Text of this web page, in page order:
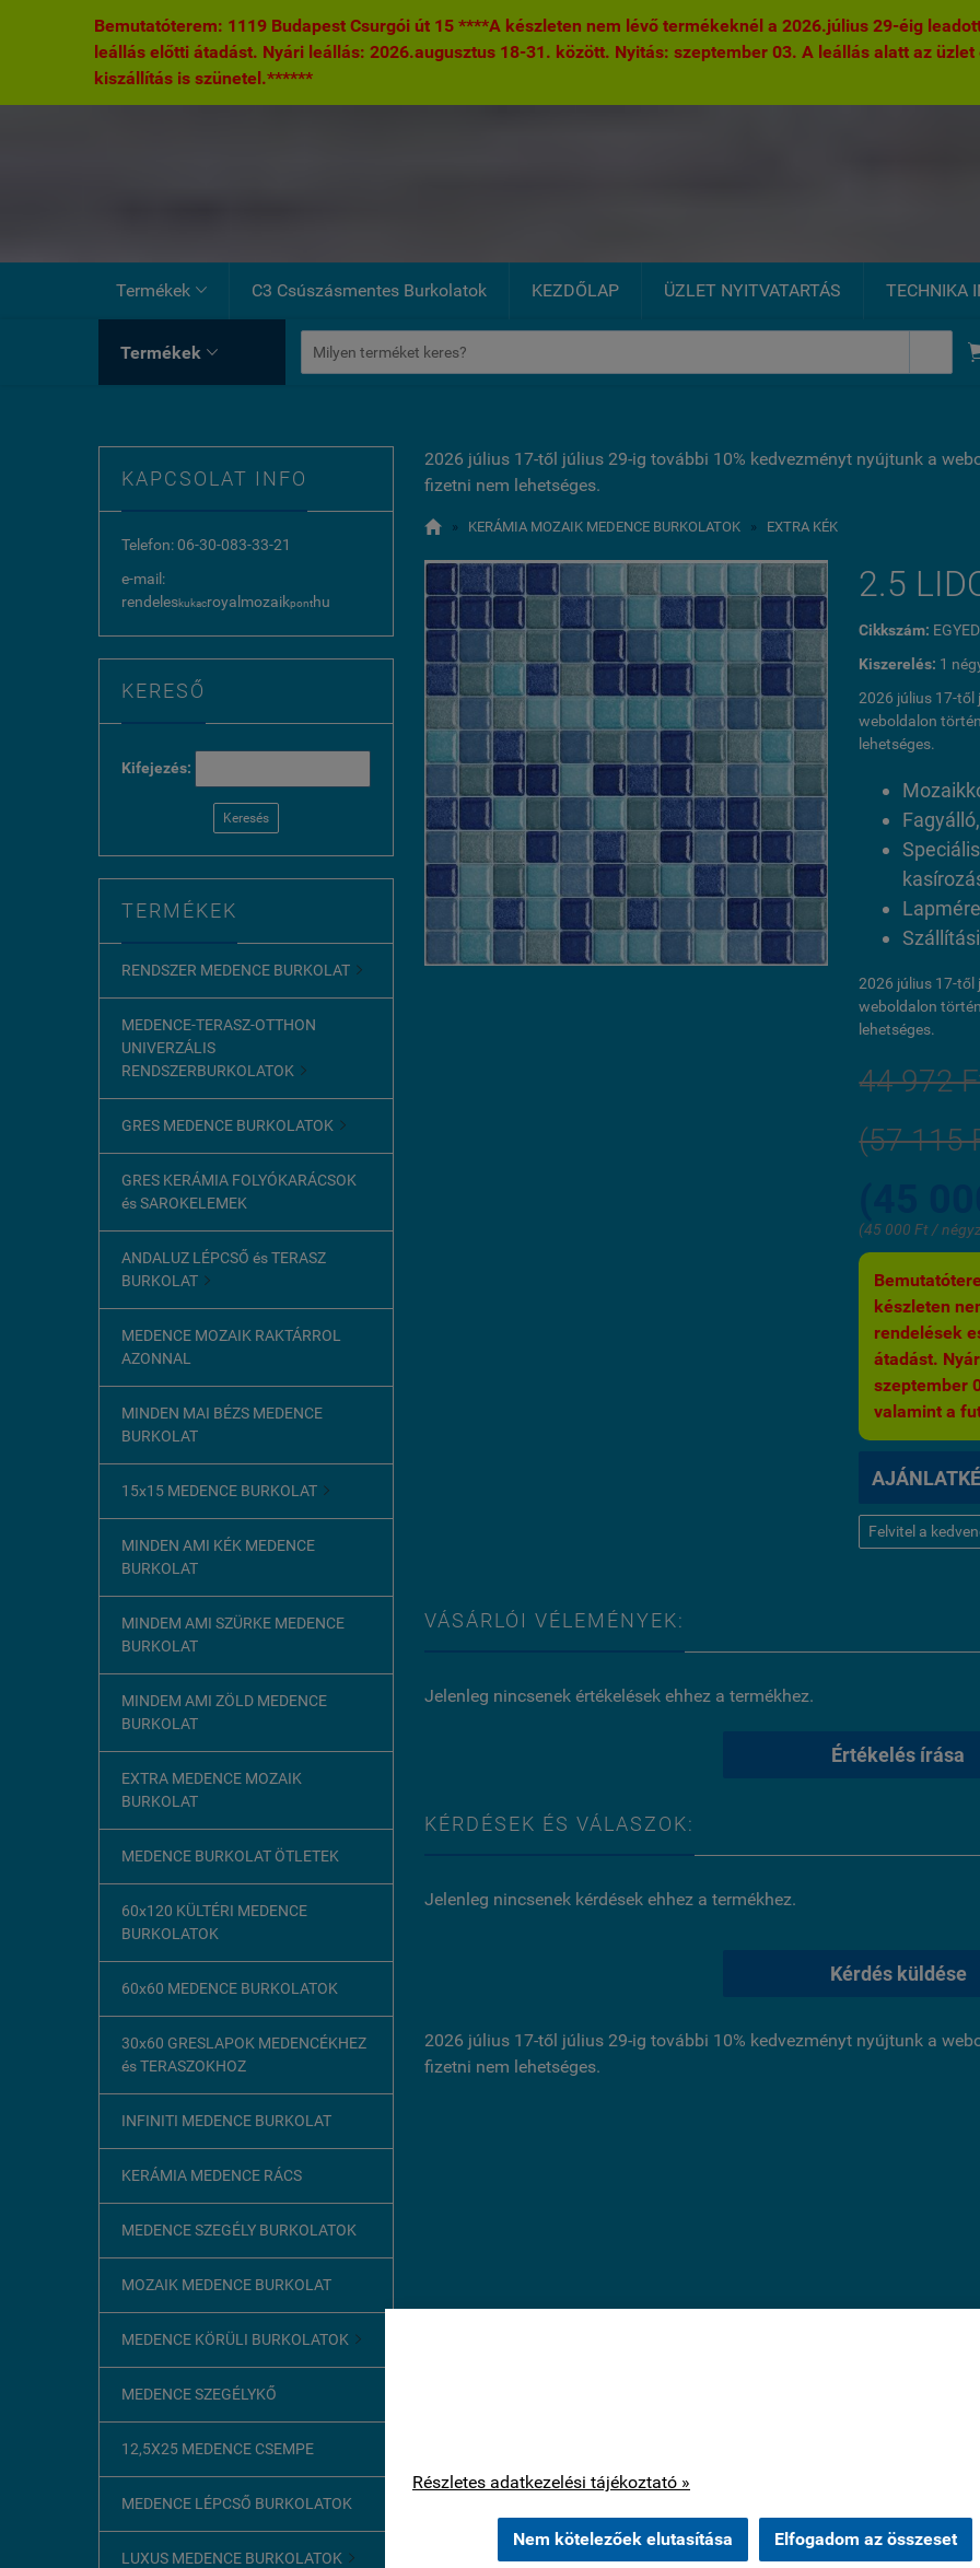
Részletes adatkezelési tájékoztató »
Nem kötelezőek elutasítása Elfogadom az összeset
Bemutatóterem: 1119 Budapest Csurgói út 15 ****A készleten nem lévő termékeknél a 2026.július 29-éig
leállás előtti átadást. Nyári leállás: 2026.augusztus 18-31. között. Nyitás: szeptember 03. A leállás alatt az
kiszállítás is szünetel.******
Termékek  C3 Csúszásmentes Burkolatok KEZDŐLAP ÜZLET NYITVATARTÁS TECHNIKA
Termékek 
KAPCSOLAT INFO
Telefon: 06-30-083-33-21
e-mail:
rendeleskukacroyalmozaikponthu
KERESŐ
Kifejezés:
Keresés
TERMÉKEK
RENDSZER MEDENCE BURKOLAT 
MEDENCE-TERASZ-OTTHON
UNIVERZÁLIS
RENDSZERBURKOLATOK 
GRES MEDENCE BURKOLATOK 
GRES KERÁMIA FOLYÓKARÁCSOK
és SAROKELEMEK
ANDALUZ LÉPCSŐ és TERASZ
BURKOLAT 
MEDENCE MOZAIK RAKTÁRROL
AZONNAL
MINDEN MAI BÉZS MEDENCE
BURKOLAT
15x15 MEDENCE BURKOLAT 
MINDEN AMI KÉK MEDENCE
BURKOLAT
MINDEM AMI SZÜRKE MEDENCE
BURKOLAT
MINDEM AMI ZÖLD MEDENCE
BURKOLAT
EXTRA MEDENCE MOZAIK
BURKOLAT
MEDENCE BURKOLAT ÖTLETEK
60x120 KÜLTÉRI MEDENCE
BURKOLATOK
60x60 MEDENCE BURKOLATOK
30x60 GRESLAPOK MEDENCÉKHEZ
és TERASZOKHOZ
INFINITI MEDENCE BURKOLAT
KERÁMIA MEDENCE RÁCS
MEDENCE SZEGÉLY BURKOLATOK
MOZAIK MEDENCE BURKOLAT
MEDENCE KÖRÜLI BURKOLATOK 
MEDENCE SZEGÉLYKŐ
12,5X25 MEDENCE CSEMPE
MEDENCE LÉPCSŐ BURKOLATOK
LUXUS MEDENCE BURKOLATOK 
2026 július 17-től július 29-ig további 10% kedvezményt nyújtunk a
fizetni nem lehetséges.
 » KERÁMIA MOZAIK MEDENCE BURKOLATOK » EXTRA KÉK
2.5
Cikkszám:
Kiszerelés: 1
2026 július 17-től
weboldalon
lehetséges.
2026 július 17-től
weboldalon
lehetséges.
44 972
(57 115
(45 000 Ft /
készleten
rendelések
átadást.
szeptember
valamint a
Felvitel a
VÁSÁRLÓI VÉLEMÉNYEK:
Jelenleg nincsenek értékelések ehhez a termékhez.
Értékelés írása
KÉRDÉSEK ÉS VÁLASZOK:
Jelenleg nincsenek kérdések ehhez a termékhez.
Kérdés küldése
2026 július 17-től július 29-ig további 10% kedvezményt nyújtunk a
fizetni nem lehetséges.